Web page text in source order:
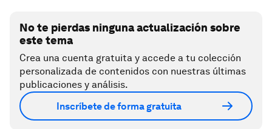
No te pierdas ninguna actualización sobre
este tema
Crea una cuenta gratuita y accede a tu colección
personalizada de contenidos con nuestras últimas
publicaciones y análisis.
Inscríbete de forma gratuita